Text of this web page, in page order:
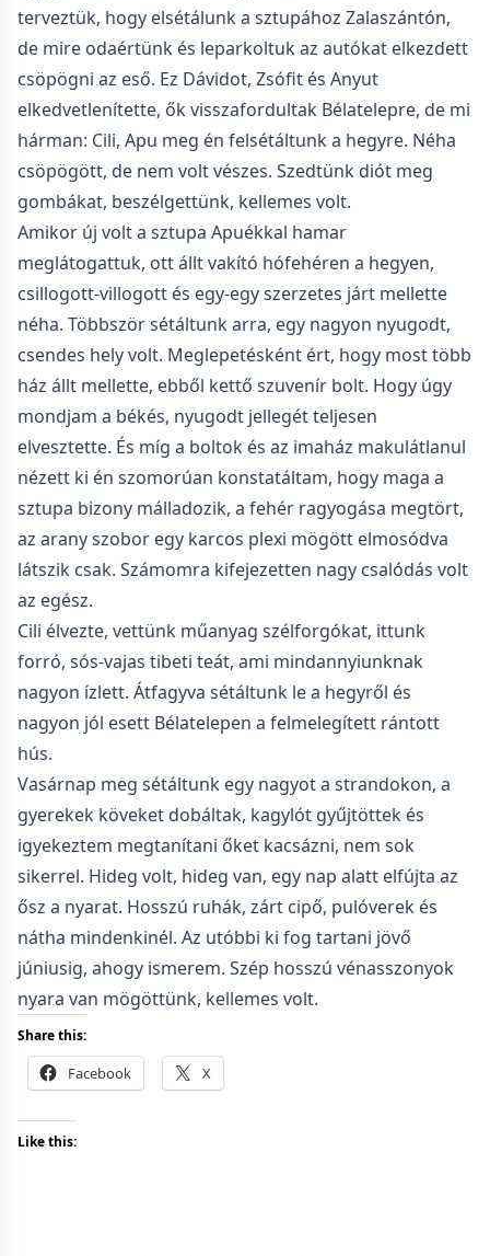
terveztük, hogy elsétálunk a sztupához Zalaszántón,
de mire odaértünk és leparkoltuk az autókat elkezdett
csöpögni az eső. Ez Dávidot, Zsófit és Anyut
elkedvetlenítette, ők visszafordultak Bélatelepre, de mi
hárman: Cili, Apu meg én felsétáltunk a hegyre. Néha
csöpögött, de nem volt vészes. Szedtünk diót meg
gombákat, beszélgettünk, kellemes volt.
Amikor új volt a sztupa Apuékkal hamar
meglátogattuk, ott állt vakító hófehéren a hegyen,
csillogott-villogott és egy-egy szerzetes járt mellette
néha. Többször sétáltunk arra, egy nagyon nyugodt,
csendes hely volt. Meglepetésként ért, hogy most több
ház állt mellette, ebből kettő szuvenír bolt. Hogy úgy
mondjam a békés, nyugodt jellegét teljesen
elvesztette. És míg a boltok és az imaház makulátlanul
nézett ki én szomorúan konstatáltam, hogy maga a
sztupa bizony málladozik, a fehér ragyogása megtört,
az arany szobor egy karcos plexi mögött elmosódva
látszik csak. Számomra kifejezetten nagy csalódás volt
az egész.
Cili élvezte, vettünk műanyag szélforgókat, ittunk
forró, sós-vajas tibeti teát, ami mindannyiunknak
nagyon ízlett. Átfagyva sétáltunk le a hegyről és
nagyon jól esett Bélatelepen a felmelegített rántott
hús.
Vasárnap meg sétáltunk egy nagyot a strandokon, a
gyerekek köveket dobáltak, kagylót gyűjtöttek és
igyekeztem megtanítani őket kacsázni, nem sok
sikerrel. Hideg volt, hideg van, egy nap alatt elfújta az
ősz a nyarat. Hosszú ruhák, zárt cipő, pulóverek és
nátha mindenkinél. Az utóbbi ki fog tartani jövő
júniusig, ahogy ismerem. Szép hosszú vénasszonyok
nyara van mögöttünk, kellemes volt.
Share this:
Facebook X
Like this: